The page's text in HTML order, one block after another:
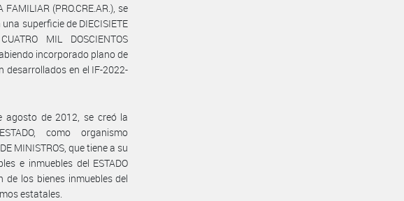
(PRO.CRE.AR.), se
superficie de DIECISIETE
MIL DOSCIENTOS
incorporado plano de
desarrollados en el IF-2022-
agosto de 2012, se creó la
como organismo
MINISTROS, que tiene a su
e inmuebles del ESTADO
de los bienes inmuebles del
estatales.